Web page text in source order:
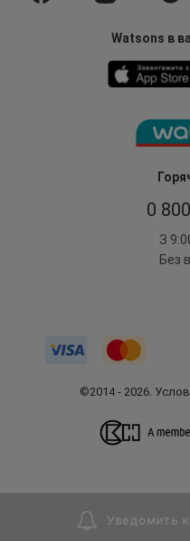
0
З
Без
Watsons в
©2014 - 2026.